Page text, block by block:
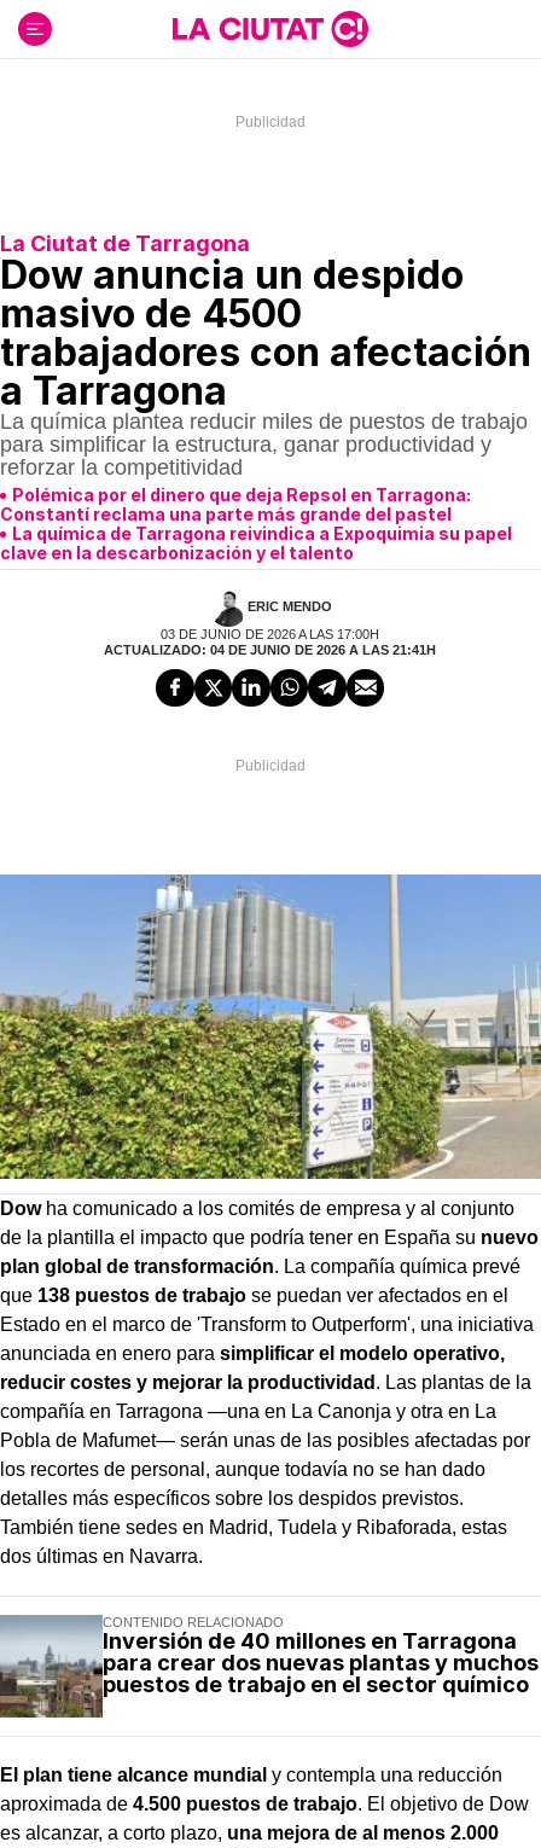
contenido
La Ciutat de Tarragona
Dow anuncia un despido
masivo de 4500
trabajadores con afectación
a Tarragona
La química plantea reducir miles de puestos de trabajo
para simplificar la estructura, ganar productividad y
reforzar la competitividad
Polémica por el dinero que deja Repsol en Tarragona:
Constantí reclama una parte más grande del pastel
La química de Tarragona reivindica a Expoquimia su papel
clave en la descarbonización y el talento
ERIC MENDO
03 DE JUNIO DE 2026 A LAS 17:00H
ACTUALIZADO: 04 DE JUNIO DE 2026 A LAS 21:41H
Dowha comunicado a los comités de empresa y al conjunto
de la plantilla el impacto que podría tener en España su nuevo
plan global de transformación. La compañía química prevé
que 138 puestos de trabajo se puedan ver afectados en el
Estado en el marco de 'Transform to Outperform', una iniciativa
anunciada en enero para simplificar el modelo operativo,
reducir costes y mejorar la productividad . Las plantas de la
compañía en Tarragona —una en La Canonja y otra en La
Pobla de Mafumet— serán unas de las posibles afectadas por
los recortes de personal, aunque todavía no se han dado
detalles más específicos sobre los despidos previstos.
También tiene sedes en Madrid, Tudela y Ribaforada, estas
dos últimas en Navarra.
CONTENIDO RELACIONADO
Inversión de 40 millones en Tarragona
para crear dos nuevas plantas y muchos
puestos de trabajo en el sector químico
El plan tiene alcance mundial y contempla una reducción
aproximada de 4.500 puestos de trabajo. El objetivo de Dow
es alcanzar, a corto plazo, una mejora de al menos 2.000